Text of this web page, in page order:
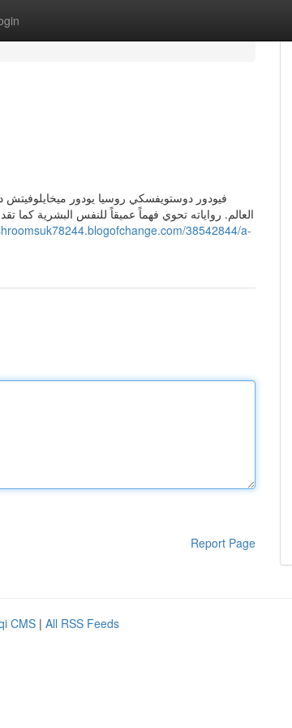
فيودور دوستويفسكي روسيا يودور
العالم. رواياته تحوي فهماً عميقاً للنفس البشرية كما
38542844/a-
Report Page
CMS | All RSS Feeds